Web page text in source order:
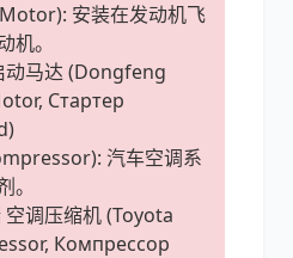
安装在发动机飞
机。
动马达 (Dongfeng
Стартер
汽车空调系
。
调压缩机 (Toyota
Компрессор